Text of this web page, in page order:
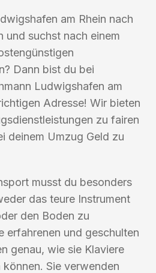
am Rhein nach
und suchst nach einem
Dann bist du bei
Ludwigshafen am
Adresse! Wir bieten
zu fairen
deinem Umzug Geld zu
musst du besonders
das teure Instrument
den Boden zu
erfahrenen und geschulten
genau, wie sie Klaviere
Sie verwenden